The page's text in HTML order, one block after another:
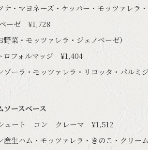
ナ・マヨネーズ・ケッパー・モッツァレラ・
ーゼ ¥1,728
野菜・モッツァレラ・ジェノベーゼ）
ロフォルマッジ ¥1,404
ゾーラ・モッツァレラ・リコッタ・パルミ
ースベース
ュート コン クレーマ ¥1,512
産生ハム・モッツァレラ・きのこ・クリー